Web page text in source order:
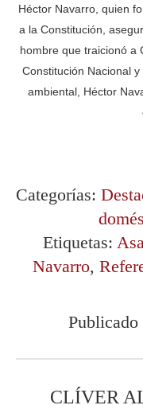
Héctor Navarro, quien
a la Constitución,
hombre que traicionó a
Constitución Nacional
ambiental, Héctor
Categorías:
Etiquetas:
Navarro,
Publicado
CLÍVER